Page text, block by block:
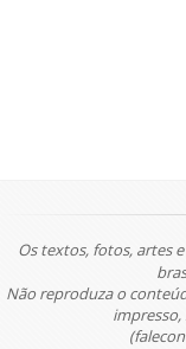
Os textos, fotos, artes
Não reproduza o
impresso,